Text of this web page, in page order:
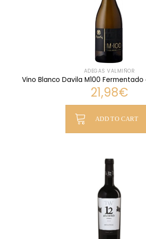
ADEGAS VALMIÑOR
Vino Blanco Davila M100
21,98€
ADD TO CART